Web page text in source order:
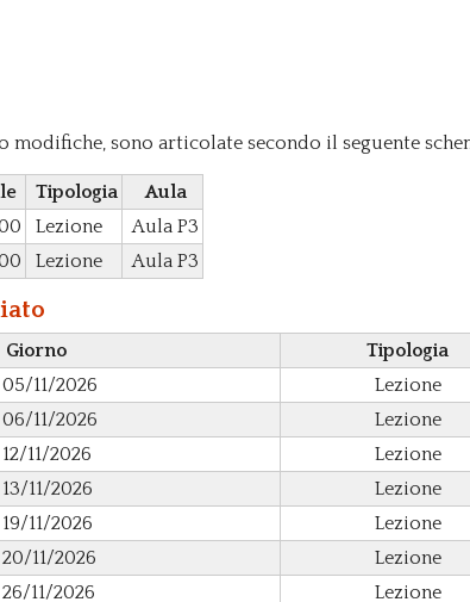
modifiche, sono articolate secondo il seguente
Tipologia
Aula
Lezione
Aula P3
Lezione Aula P3
Giorno Tipologia
05/11/2026 Lezione
06/11/2026 Lezione
12/11/2026 Lezione
13/11/2026 Lezione
19/11/2026 Lezione
20/11/2026 Lezione
26/11/2026 Lezione